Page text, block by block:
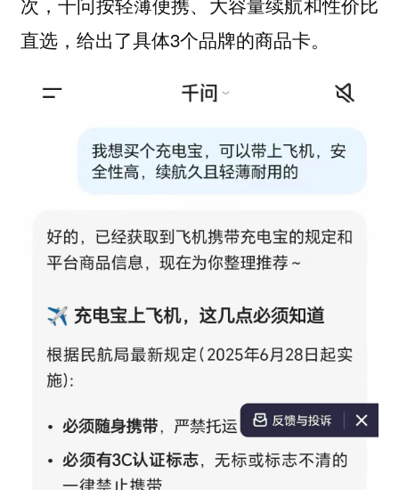
直选，给出了具体3个品牌的商品卡。